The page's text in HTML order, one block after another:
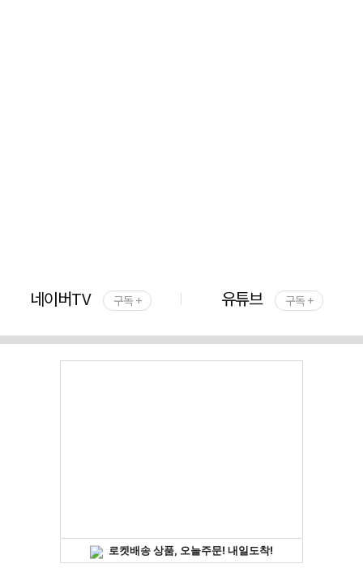
네이버TV 구독 + 유튜브 구독 +